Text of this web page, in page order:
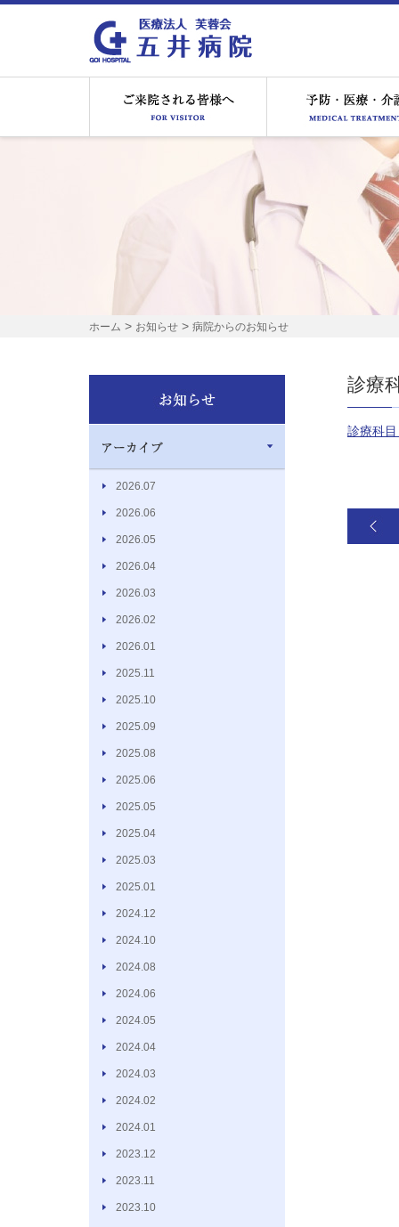
ホーム > お知らせ > 病院からのお知らせ
2026.07
2026.06
2026.05
2026.04
2026.03
2026.02
2026.01
2025.11
2025.10
2025.09
2025.08
2025.06
2025.05
2025.04
2025.03
2025.01
2024.12
2024.10
2024.08
2024.06
2024.05
2024.04
2024.03
2024.02
2024.01
2023.12
2023.11
2023.10
診療
診療科